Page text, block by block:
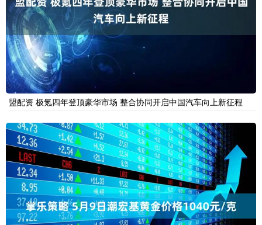
盟配资 极氪四年登顶豪华市场 整合协同开启中国汽车向上新征程